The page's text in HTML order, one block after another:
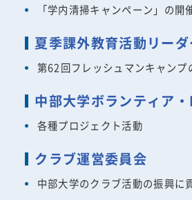
「学内清掃キャンペーン」の開
夏季課外教育活動リーダ
第62回フレッシュマンキャンプ
中部大学ボランティア
各種プロジェクト活動
クラブ運営委員会
中部大学のクラブ活動の振興に